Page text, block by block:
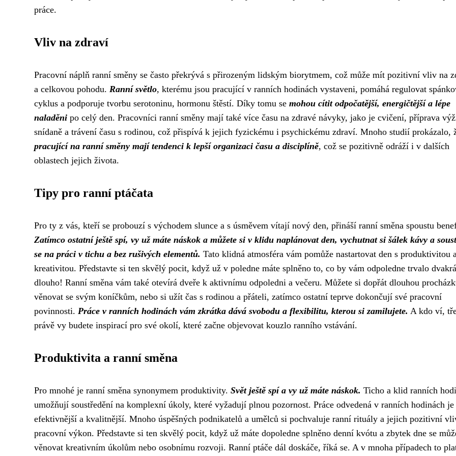
práce.
Vliv na zdraví
Pracovní náplň ranní směny se často překrývá s přirozeným lidským biorytmem, což může mít pozitivní vliv na
a celkovou pohodu. Ranní světlo, kterému jsou pracující v ranních hodinách vystaveni, pomáhá regulovat
cyklus a podporuje tvorbu serotoninu, hormonu štěstí. Díky tomu se mohou cítit odpočatější, energičtější a lépe
naladěni po celý den. Pracovníci ranní směny mají také více času na zdravé návyky, jako je cvičení, příprava
snídaně a trávení času s rodinou, což přispívá k jejich fyzickému i psychickému zdraví. Mnoho studií prokázalo,
pracující na ranní směny mají tendenci k lepší organizaci času a disciplíně, což se pozitivně odráží i v dalších
oblastech jejich života.
Tipy pro ranní ptáčata
Pro ty z vás, kteří se probouzí s východem slunce a s úsměvem vítají nový den, přináší ranní směna spoustu
Zatímco ostatní ještě spí, vy už máte náskok a můžete si v klidu naplánovat den, vychutnat si šálek kávy a
se na práci v tichu a bez rušivých elementů. Tato klidná atmosféra vám pomůže nastartovat den s produktivitou
kreativitou. Představte si ten skvělý pocit, když už v poledne máte splněno to, co by vám odpoledne trvalo
dlouho! Ranní směna vám také otevírá dveře k aktivnímu odpoledni a večeru. Můžete si dopřát dlouhou
věnovat se svým koníčkům, nebo si užít čas s rodinou a přáteli, zatímco ostatní teprve dokončují své pracovní
povinnosti. Práce v ranních hodinách vám zkrátka dává svobodu a flexibilitu, kterou si zamilujete. A kdo ví,
právě vy budete inspirací pro své okolí, které začne objevovat kouzlo ranního vstávání.
Produktivita a ranní směna
Pro mnohé je ranní směna synonymem produktivity. Svět ještě spí a vy už máte náskok. Ticho a klid ranních
umožňují soustředění na komplexní úkoly, které vyžadují plnou pozornost. Práce odvedená v ranních hodinách je
efektivnější a kvalitnější. Mnoho úspěšných podnikatelů a umělců si pochvaluje ranní rituály a jejich pozitivní
pracovní výkon. Představte si ten skvělý pocit, když už máte dopoledne splněno denní kvótu a zbytek dne se
věnovat kreativním úkolům nebo osobnímu rozvoji. Ranní ptáče dál doskáče, říká se. A v mnoha případech to